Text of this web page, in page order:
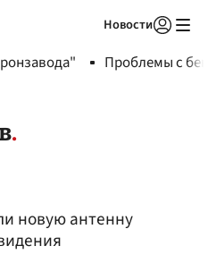
Новости
Проблемы с
новую антенну